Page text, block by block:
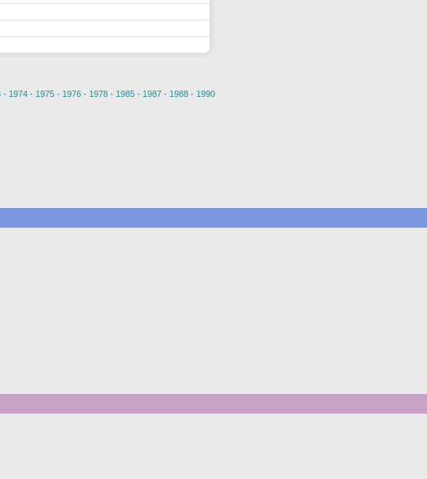
· 1974 · 1975 · 1976 · 1978 · 1985 · 1987 · 1988 · 1990